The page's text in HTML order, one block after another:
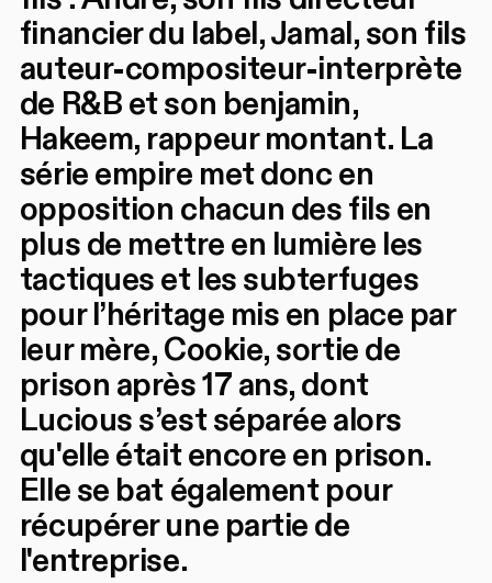
financier du label, Jamal, son fils
auteur-compositeur-interprète
de R&B et son benjamin,
Hakeem, rappeur montant. La
série empire met donc en
opposition chacun des fils en
plus de mettre en lumière les
tactiques et les subterfuges
pour l’héritage mis en place par
leur mère, Cookie, sortie de
prison après 17 ans, dont
Lucious s’est séparée alors
qu'elle était encore en prison.
Elle se bat également pour
récupérer une partie de
l'entreprise.